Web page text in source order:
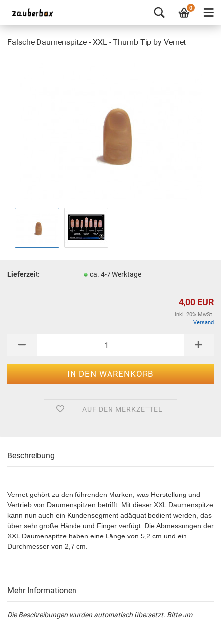
0
Falsche Daumenspitze - XXL - Thumb Tip by Vernet
Lieferzeit: ca. 4-7 Werktage
4,00 EUR
inkl. 20% MwSt.
Versand
AUF DEN MERKZETTEL
Beschreibung
Vernet gehört zu den führenden Marken, was Herstellung und
Vertrieb von Daumenspitzen betrifft. Mit dieser XXL Daumenspitze
kann nun auch ein Kundensegment adäquat bedient werden, das
über sehr große Hände und Finger verfügt. Die Abmessungen der
XXL Daumenspitze haben eine Länge von 5,2 cm und ein
Durchmesser von 2,7 cm.
Mehr Informationen
Die Beschreibungen wurden automatisch übersetzt. Bitte um